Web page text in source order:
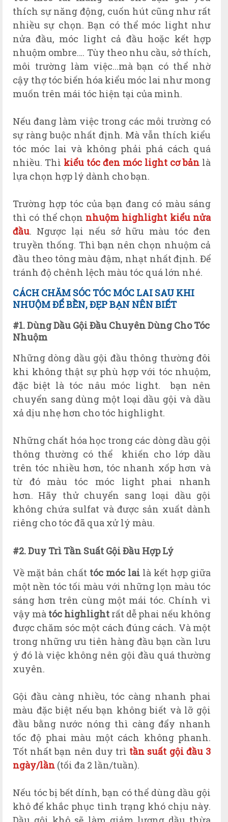
thích sự năng động, cuốn hút cũng như rất
nhiều sự chọn. Bạn có thể móc light như
nửa đầu, móc light cả đầu hoặc kết hợp
nhuộm ombre…. Tùy theo nhu cầu, sở thích,
môi trường làm việc...mà bạn có thể nhờ
cậy thợ tóc biến hóa kiểu móc lai như mong
muốn trên mái tóc hiện tại của mình.
Nếu đang làm việc trong các môi trường có
sự ràng buộc nhất định. Mà vẫn thích kiểu
tóc móc lai và không phải phá cách quá
nhiều. Thì kiểu tóc đen móc light cơ bản là
lựa chọn hợp lý dành cho bạn.
Trường hợp tóc của bạn đang có màu sáng
thì có thể chọn nhuộm highlight kiểu nửa
đầu. Ngược lại nếu sở hữu màu tóc đen
truyền thống. Thì bạn nên chọn nhuộm cả
đầu theo tông màu đậm, nhạt nhất định. Để
tránh độ chênh lệch màu tóc quá lớn nhé.
CÁCH CHĂM SÓC TÓC MÓC LAI SAU KHI
NHUỘM ĐỂ BỀN, ĐẸP BẠN NÊN BIẾT
#1. Dùng Dầu Gội Đầu Chuyên Dùng Cho Tóc
Nhuộm
Những dòng dầu gội đầu thông thường đôi
khi không thật sự phù hợp với tóc nhuộm,
đặc biệt là tóc nâu móc light. bạn nên
chuyển sang dùng một loại dầu gội và dầu
xả dịu nhẹ hơn cho tóc highlight.
Những chất hóa học trong các dòng dầu gội
thông thường có thể khiến cho lớp dầu
trên tóc nhiều hơn, tóc nhanh xốp hơn và
từ đó màu tóc móc light phai nhanh
hơn. Hãy thử chuyển sang loại dầu gội
không chứa sulfat và được sản xuất dành
riêng cho tóc đã qua xử lý màu.
#2. Duy Trì Tần Suất Gội Đầu Hợp Lý
Về mặt bản chất tóc móc lai là kết hợp giữa
một nền tóc tối màu với những lọn màu tóc
sáng hơn trên cùng một mái tóc. Chính vì
vậy mà tóc highlight rất dễ phai nếu không
được chăm sóc một cách đúng cách. Và một
trong những ưu tiên hàng đầu bạn cần lưu
ý đó là việc không nên gội đầu quá thường
xuyên.
Gội đầu càng nhiều, tóc càng nhanh phai
màu đặc biệt nếu bạn không biết và lỡ gội
đầu bằng nước nóng thì càng đẩy nhanh
tốc độ phai màu một cách không phanh.
Tốt nhất bạn nên duy trì tần suất gội đầu 3
ngày/lần (tối đa 2 lần/tuần).
Nếu tóc bị bết dính, bạn có thể dùng dầu gội
khô để khắc phục tình trạng khó chịu này.